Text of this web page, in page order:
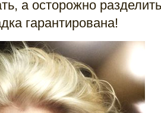
а осторожно
гарантирована!